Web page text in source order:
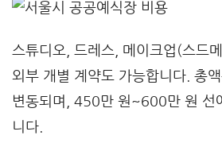
스튜디오, 드레스, 메이크업(스드
외부 개별 계약도 가능합니다. 총
변동되며, 450만 원~600만 원 선
니다.